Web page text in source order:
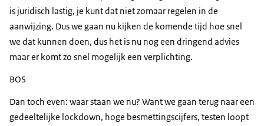
is juridisch lastig, je kunt dat niet zomaar regelen in de
aanwijzing. Dus we gaan nu kijken de komende tijd hoe snel
we dat kunnen doen, dus het is nu nog een dringend advies
maar er komt zo snel mogelijk een verplichting.
BOS
Dan toch even: waar staan we nu? Want we gaan terug naar een
gedeeltelijke lockdown, hoge besmettingscijfers, testen loopt